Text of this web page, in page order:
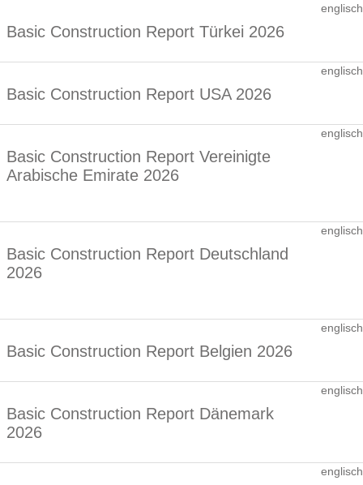
Basic Construction Report Türkei 2026
englisch
Basic Construction Report USA 2026
englisch
Basic Construction Report Vereinigte
Arabische Emirate 2026
englisch
Basic Construction Report Deutschland
2026
englisch
Basic Construction Report Belgien 2026
englisch
Basic Construction Report Dänemark
2026
englisch
englisch